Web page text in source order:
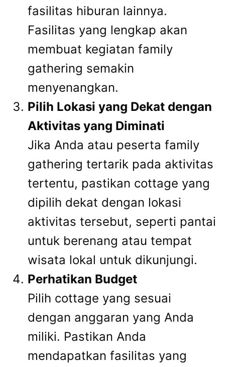
fasilitas hiburan lainnya.
Fasilitas yang lengkap akan
membuat kegiatan family
gathering semakin
menyenangkan.
Pilih Lokasi yang Dekat dengan
Aktivitas yang Diminati
Jika Anda atau peserta family
gathering tertarik pada aktivitas
tertentu, pastikan cottage yang
dipilih dekat dengan lokasi
aktivitas tersebut, seperti pantai
untuk berenang atau tempat
wisata lokal untuk dikunjungi.
Perhatikan Budget
Pilih cottage yang sesuai
dengan anggaran yang Anda
miliki. Pastikan Anda
mendapatkan fasilitas yang